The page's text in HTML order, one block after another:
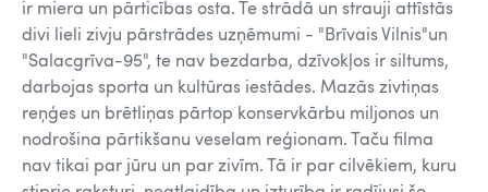
ir miera un pārticības osta. Te strādā un strauji attīstās
divi lieli zivju pārstrādes uzņēmumi - "Brīvais Vilnis"un
"Salacgrīva-95", te nav bezdarba, dzīvokļos ir siltums,
darbojas sporta un kultūras iestādes. Mazās zivtiņas
reņģes un brētliņas pārtop konservkārbu miljonos un
nodrošina pārtikšanu veselam reģionam. Taču filma
nav tikai par jūru un par zivīm. Tā ir par cilvēkiem, kuru